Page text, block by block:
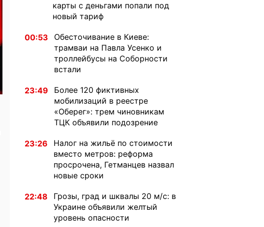
карты с деньгами попали под
новый тариф
00:53
Обесточивание в Киеве:
трамваи на Павла Усенко и
троллейбусы на Соборности
встали
23:49
Более 120 фиктивных
мобилизаций в реестре
«Оберег»: трем чиновникам
ТЦК объявили подозрение
23:26
Налог на жильё по стоимости
вместо метров: реформа
просрочена, Гетманцев назвал
новые сроки
22:48
Грозы, град и шквалы 20 м/с: в
Украине объявили желтый
уровень опасности